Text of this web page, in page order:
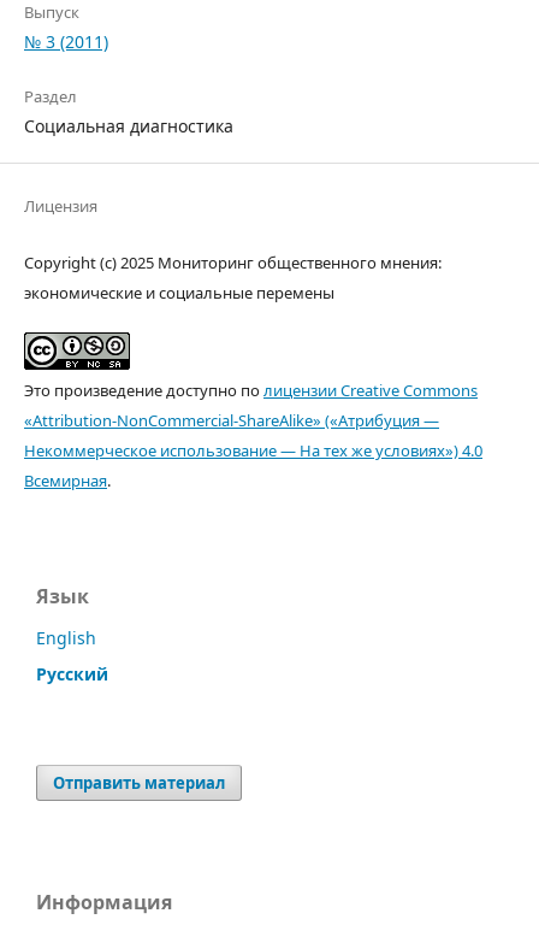
Выпуск
№ 3 (2011)
Раздел
Социальная диагностика
Лицензия
Copyright (c) 2025 Мониторинг общественного мнения:
экономические и социальные перемены
Это произведение доступно полицензии Creative Commons
«Attribution-NonCommercial-ShareAlike» («Атрибуция —
Некоммерческое использование — На тех же условиях») 4.0
Всемирная.
Язык
English
Русский
Отправить материал
Информация